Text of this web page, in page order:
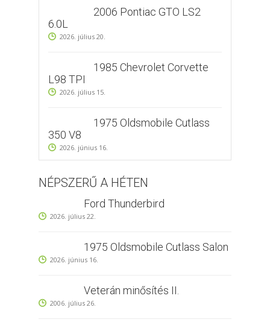
2006 Pontiac GTO LS2
6.0L
2026. július 20.
1985 Chevrolet Corvette
L98 TPI
2026. július 15.
1975 Oldsmobile Cutlass
350 V8
2026. június 16.
NÉPSZERŰ A HÉTEN
Ford Thunderbird
2026. július 22.
1975 Oldsmobile Cutlass Salon
2026. június 16.
Veterán minősítés II.
2006. július 26.